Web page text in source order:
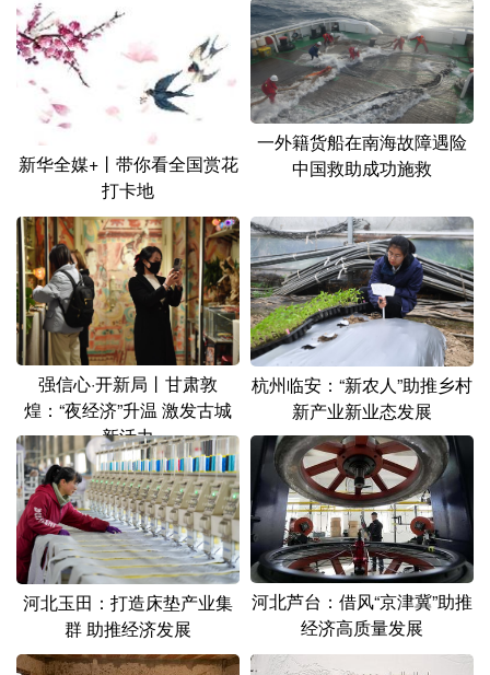
English Español Français عربى
Русский язык 日本語 한국어
Português
新华全媒+丨带你看全国赏花
打卡地
一外籍货船在南海故障遇险
中国救助成功施救
强信心·开新局丨甘肃敦
煌：“夜经济”升温 激发古城
新活力
杭州临安：“新农人”助推乡村
新产业新业态发展
河北玉田：打造床垫产业集
群 助推经济发展
河北芦台：借风“京津冀”助推
经济高质量发展